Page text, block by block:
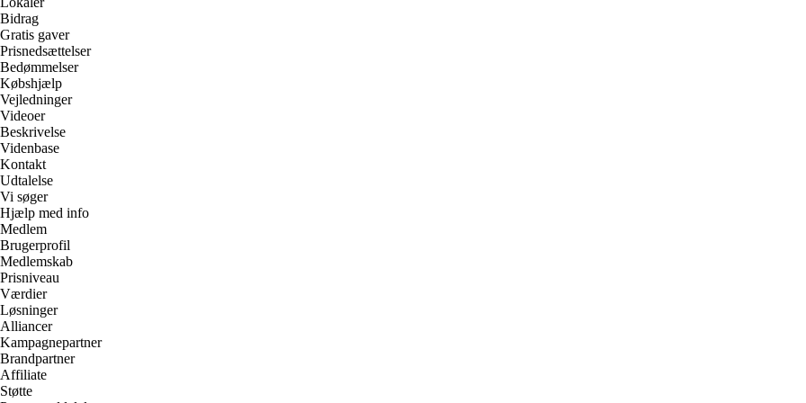
Bidrag
Gratis gaver
Prisnedsættelser
Bedømmelser
Købshjælp
Vejledninger
Videoer
Beskrivelse
Videnbase
Kontakt
Udtalelse
Vi søger
Hjælp med info
Medlem
Brugerprofil
Medlemskab
Prisniveau
Værdier
Løsninger
Alliancer
Kampagnepartner
Brandpartner
Affiliate
Støtte